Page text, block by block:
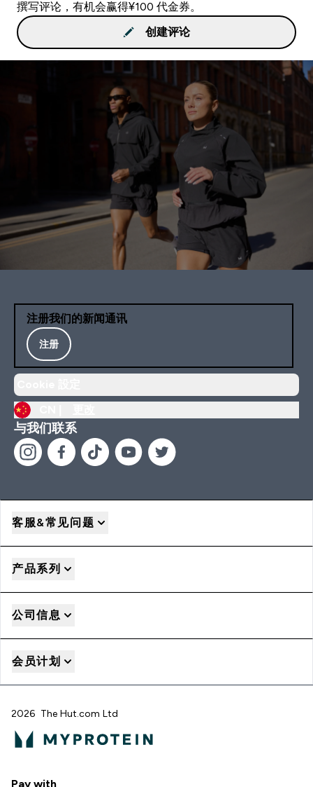
撰写评论，有机会赢得¥100 代金券。
创建评论
注册我们的新闻通讯
注册
与我们联系
客服&常见问题
产品系列
公司信息
会员计划
2026 The Hut.com Ltd
Pay with